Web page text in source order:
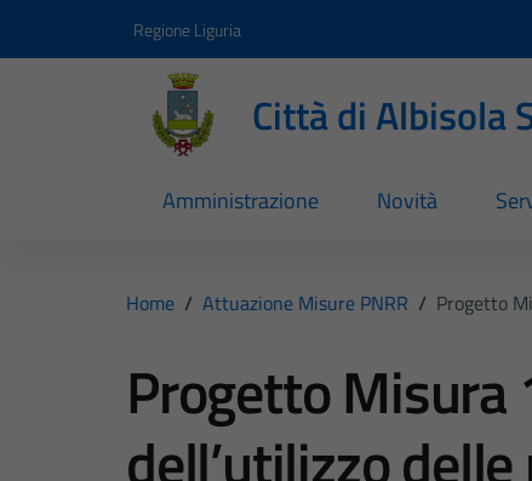
Regione Liguria
Città di Albisola
Amministrazione Novità
Home / Attuazione Misure PNRR / Progetto
Progetto Misura